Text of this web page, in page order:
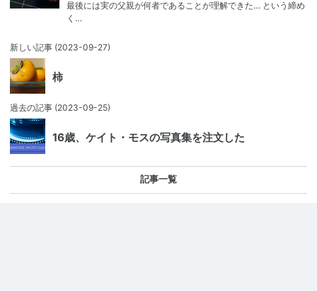
最後には実の父親が何者であることが理解できた… という締め
く…
新しい記事 (2023-09-27)
柿
過去の記事 (2023-09-25)
16歳、ケイト・モスの写真集を注文した
記事一覧